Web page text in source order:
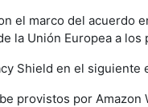
el marco del acuerdo
la Unión Europea a
Shield en el siguiente
provistos por